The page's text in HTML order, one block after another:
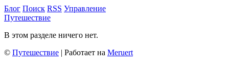
Блог Поиск RSS Управление
Путешествие
В этом разделе ничего нет.
© Путешествие | Работает на Meruert